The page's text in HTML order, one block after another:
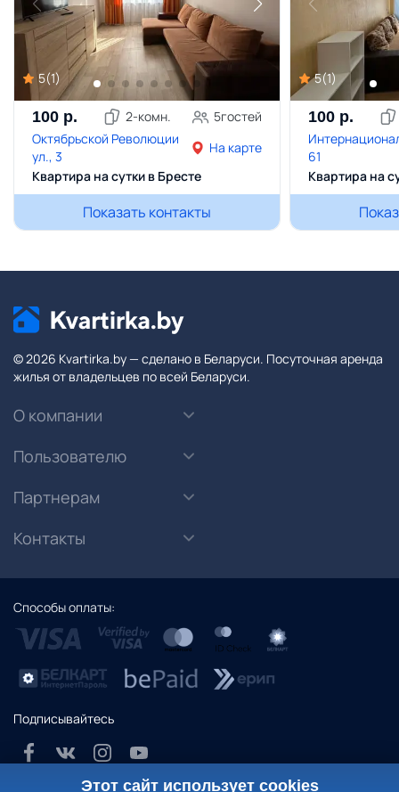
5(1)
100 р. 2-комн. 5гостей
Октябрьской Революции
ул., 3
На карте
Квартира на сутки в Бресте
Показать контакты
5(1)
100 р.
61
Квартира на
© 2026 Kvartirka.by — сделано в Беларуси. Посуточная аренда
жилья от владельцев по всей Беларуси.
О компании
Пользователю
Партнерам
Контакты
Способы оплаты:
Подписывайтесь
Этот сайт использует cookies